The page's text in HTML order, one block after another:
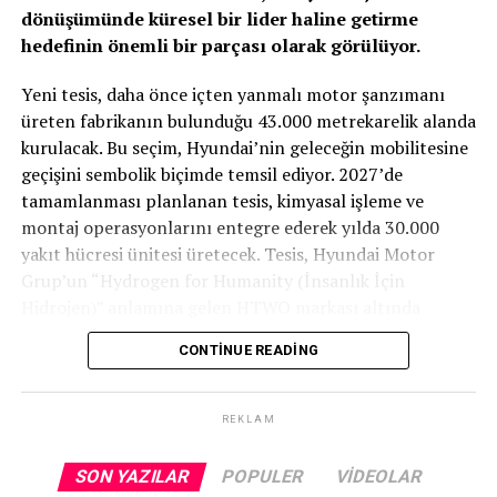
DR. NAIM ÇETINTÜRK
FIAT-CHRYSLER FORD
GM
Sport ile Yere Basıyor
Türkiye’nin otomobiliTOGG T10Xgibi yüksek tork
değerlerine sahip elektrikli araçlarda, lastiğin zemine
tutunma kabiliyeti çok daha kritiktir.E-carturkiyeekibi
olarak bizzat deneyimlediğimizPetlas Snowmaster 2
Sport, performans odaklı yapısıyla elektrikli araçların
dönüşümünde küresel bir lider haline getirme
hedefinin önemli bir parçası olarak görülüyor.
Yeni tesis, daha önce içten yanmalı motor şanzımanı
üreten fabrikanın bulunduğu 43.000 metrekarelik alanda
kurulacak. Bu seçim, Hyundai’nin geleceğin mobilitesine
geçişini sembolik biçimde temsil ediyor. 2027’de
tamamlanması planlanan tesis, kimyasal işleme ve
montaj operasyonlarını entegre ederek yılda 30.000
yakıt hücresi ünitesi üretecek. Tesis, Hyundai Motor
Grup’un “Hydrogen for Humanity (İnsanlık İçin
faaliyet gösterecek.
tesis, binek otomobiller, ticari kamyonlar, otobüsler, iş
uygulamaları için yeni nesil hidrojen yakıt hücreleri ve
elektrolizörler üretecek.
CONTINUE READING
REKLAM
SON YAZILAR POPULER VIDEOLAR